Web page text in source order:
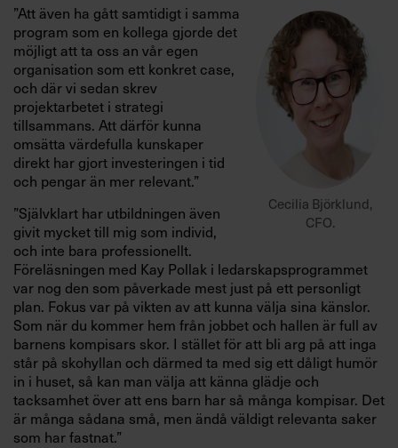
Cecilia Björklund,
CFO.
”Att även ha gått samtidigt i samma
program som en kollega gjorde det
möjligt att ta oss an vår egen
organisation som ett konkret case,
och där vi sedan skrev
projektarbetet i strategi
tillsammans. Att därför kunna
omsätta värdefulla kunskaper
direkt har gjort investeringen i tid
och pengar än mer relevant.”
”Självklart har utbildningen även
givit mycket till mig som individ,
och inte bara professionellt.
Föreläsningen med Kay Pollak i ledarskapsprogrammet
var nog den som påverkade mest just på ett personligt
plan. Fokus var på vikten av att kunna välja sina känslor.
Som när du kommer hem från jobbet och hallen är full av
barnens kompisars skor. I stället för att bli arg på att inga
står på skohyllan och därmed ta med sig ett dåligt humör
in i huset, så kan man välja att känna glädje och
tacksamhet över att ens barn har så många kompisar. Det
är många sådana små, men ändå väldigt relevanta saker
som har fastnat.”